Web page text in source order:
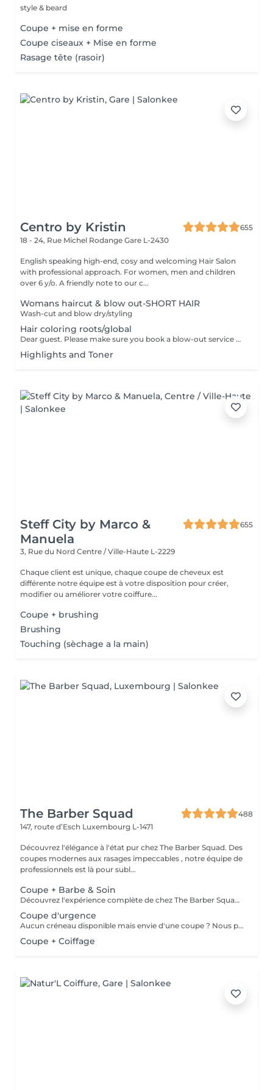
style & beard
Coupe + mise en forme
Coupe ciseaux + Mise en forme
Rasage tête (rasoir)
Centro by Kristin
655
18 - 24, Rue Michel Rodange Gare L-2430
English speaking high-end, cosy and welcoming Hair Salon
with professional approach. For women, men and children
over 6 y/o. A friendly note to our c...
Womans haircut & blow out-SHORT HAIR
Wash-cut and blow dry/styling
Hair coloring roots/global
Dear guest. Please make sure you book a blow-out service after your color service, that is additional 30 minutes to the total service. Thank you for understanding. Team Centro
Highlights and Toner
Steff City by Marco &
Manuela
655
3, Rue du Nord Centre / Ville-Haute L-2229
Chaque client est unique, chaque coupe de cheveux est
différente notre équipe est à votre disposition pour créer,
modifier ou améliorer votre coiffure...
Coupe + brushing
Brushing
Touching (sèchage a la main)
The Barber Squad
488
147, route d’Esch Luxembourg L-1471
Découvrez l'élégance à l'état pur chez The Barber Squad. Des
coupes modernes aux rasages impeccables , notre équipe de
professionnels est là pour subl...
Coupe + Barbe & Soin
Découvrez l'expérience complète de chez The Barber Squad ! Shampooing & soins profonds + Coupe complète + Coiffage. Taille de Barbe & Contours à la lame & soins régénérant + Serviette Chaude & Froide + Nettoyage exfoliant du visage + Vapeur + Massage Relaxant + After Shave + Huile à barbe + Hydratation de la peau . Pour que votre expérience chez nous soit optimal , une boisson de votre choix vous est offerte !
Coupe d'urgence
Aucun créneau disponible mais envie d'une coupe ? Nous pouvons vous proposer un rendez-vous avant ou après nos horaires, ou durant la pause. Pour cette prestation, merci de contacter directement le shop.
Coupe + Coiffage